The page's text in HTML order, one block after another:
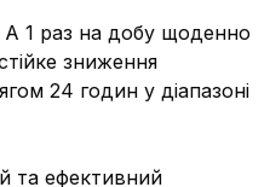
1 раз на добу щоденно
зниження
24 годин у діапазоні
та ефективний